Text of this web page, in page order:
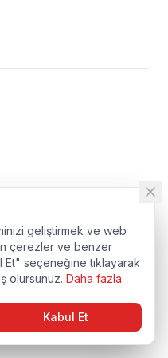
geliştirmek ve web
çerezler ve benzer
seçeneğine tıklayarak
olursunuz. Daha fazla
Kabul Et
geliştirmek ve web
çerezler ve benzer
seçeneğine tıklayarak
olursunuz. Daha fazla
Kabul Et